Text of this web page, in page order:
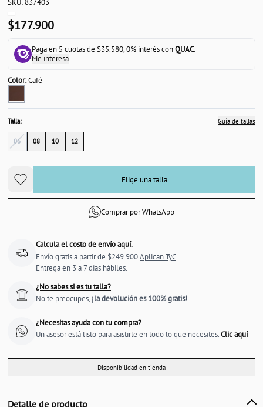
SKU: 837403
$177.900
Paga en 5 cuotas de $35.580, 0% interés conQUAC.
Me interesa
Color:Café
Talla: Guía de tallas
06 08 10 12
Elige una talla
Comprar por WhatsApp
Calcula el costo de envío aquí.
Envío gratis a partir de $249.900Aplican TyC.
Entrega en 3 a 7 días hábiles.
¿No sabes si es tu talla?
No te preocupes, ¡la devolución es 100% gratis!
¿Necesitas ayuda con tu compra?
Un asesor está listo para asistirte en todo lo que necesites.Clic aquí
Disponibilidad en tienda
Detalle de producto